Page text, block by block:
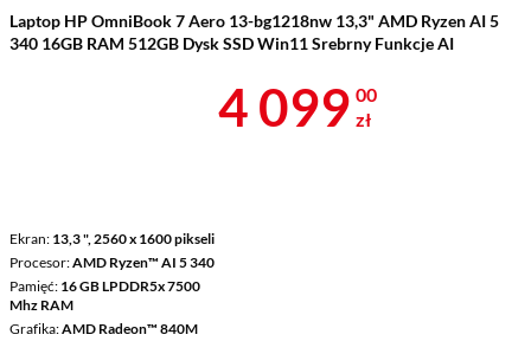
Laptop HP OmniBook 7 Aero 13-bg1218nw 13,3" AMD Ryzen AI 5
340 16GB RAM 512GB Dysk SSD Win11 Srebrny Funkcje AI
Ekran 13,3 ", 2560 x 1600 pikseli
Procesor AMD Ryzen™ AI 5 340
Pamięć 16 GB LPDDR5x 7500
Mhz RAM
Grafika AMD Radeon™ 840M
Cena 4 099 zł
4 099 00
zł